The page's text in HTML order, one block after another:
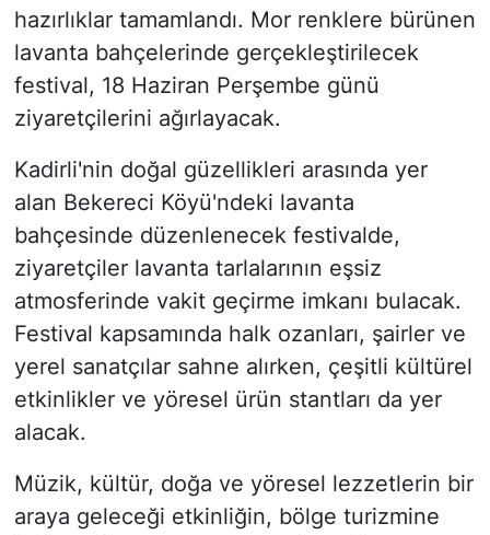
hazırlıklar tamamlandı. Mor renklere bürünen
lavanta bahçelerinde gerçekleştirilecek
festival, 18 Haziran Perşembe günü
ziyaretçilerini ağırlayacak.
Kadirli'nin doğal güzellikleri arasında yer
alan Bekereci Köyü'ndeki lavanta
bahçesinde düzenlenecek festivalde,
ziyaretçiler lavanta tarlalarının eşsiz
atmosferinde vakit geçirme imkanı bulacak.
Festival kapsamında halk ozanları, şairler ve
yerel sanatçılar sahne alırken, çeşitli kültürel
etkinlikler ve yöresel ürün stantları da yer
alacak.
Müzik, kültür, doğa ve yöresel lezzetlerin bir
araya geleceği etkinliğin, bölge turizmine